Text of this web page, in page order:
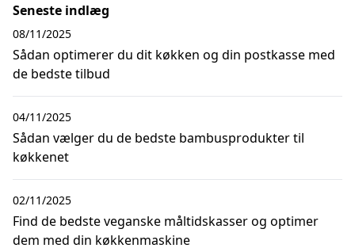
Seneste indlæg
Sådan optimerer du dit køkken og din postkasse med
de bedste tilbud
08/11/2025
Sådan vælger du de bedste bambusprodukter til
køkkenet
04/11/2025
Find de bedste veganske måltidskasser og optimer
dem med din køkkenmaskine
02/11/2025